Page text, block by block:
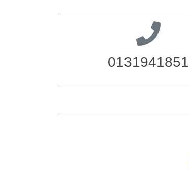
0131941851